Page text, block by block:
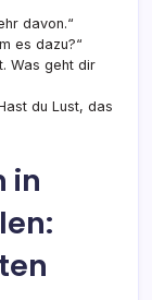
davon.“
es dazu?“
Was geht dir
du Lust, das
in